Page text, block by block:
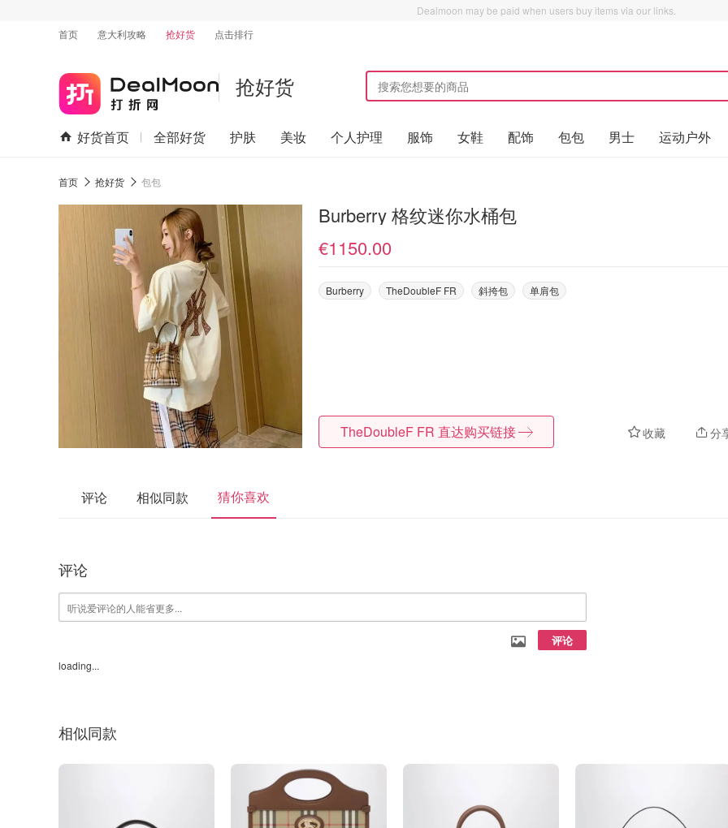
Dealmoon may be paid when users buy items via our links.
首页
意大利攻略 抢好货 点击排行
抢好货
好货首页 全部好货 护肤 美妆 个人护理 服饰 女鞋 配饰 包包 男士 运动户外
首页 抢好货 包包
Burberry 格纹迷你水桶包
€1150.00
Burberry TheDoubleF FR 斜挎包 单肩包
收藏 分
TheDoubleF FR 直达购买链接
评论 相似同款 猜你喜欢
评论
评论
loading...
相似同款